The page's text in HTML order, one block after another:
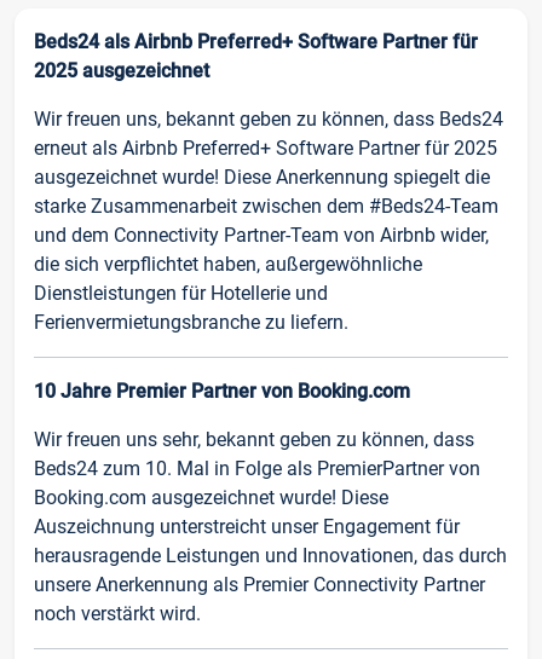
Beds24 als Airbnb Preferred+ Software Partner für
2025 ausgezeichnet
Wir freuen uns, bekannt geben zu können, dass Beds24
erneut als Airbnb Preferred+ Software Partner für 2025
ausgezeichnet wurde! Diese Anerkennung spiegelt die
starke Zusammenarbeit zwischen dem #Beds24-Team
und dem Connectivity Partner-Team von Airbnb wider,
die sich verpflichtet haben, außergewöhnliche
Dienstleistungen für Hotellerie und
Ferienvermietungsbranche zu liefern.
10 Jahre Premier Partner von Booking.com
Wir freuen uns sehr, bekannt geben zu können, dass
Beds24 zum 10. Mal in Folge als PremierPartner von
Booking.com ausgezeichnet wurde! Diese
Auszeichnung unterstreicht unser Engagement für
herausragende Leistungen und Innovationen, das durch
unsere Anerkennung als Premier Connectivity Partner
noch verstärkt wird.